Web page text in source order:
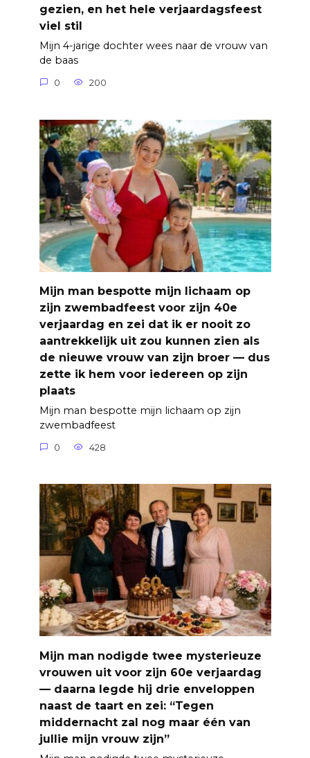
gezien, en het hele verjaardagsfeest
viel stil
Mijn 4-jarige dochter wees naar de vrouw van
de baas
0 200
Mijn man bespotte mijn lichaam op
zijn zwembadfeest voor zijn 40e
verjaardag en zei dat ik er nooit zo
aantrekkelijk uit zou kunnen zien als
de nieuwe vrouw van zijn broer — dus
zette ik hem voor iedereen op zijn
plaats
Mijn man bespotte mijn lichaam op zijn
zwembadfeest
0 428
Mijn man nodigde twee mysterieuze
vrouwen uit voor zijn 60e verjaardag
— daarna legde hij drie enveloppen
naast de taart en zei: “Tegen
middernacht zal nog maar één van
jullie mijn vrouw zijn”